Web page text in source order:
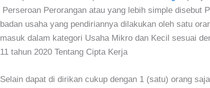
Perseroan Perorangan atau yang lebih simple disebut
badan usaha yang pendiriannya dilakukan oleh satu
masuk dalam kategori Usaha Mikro dan Kecil sesuai
11 tahun 2020 Tentang Cipta Kerja
Selain dapat di dirikan cukup dengan 1 (satu) orang